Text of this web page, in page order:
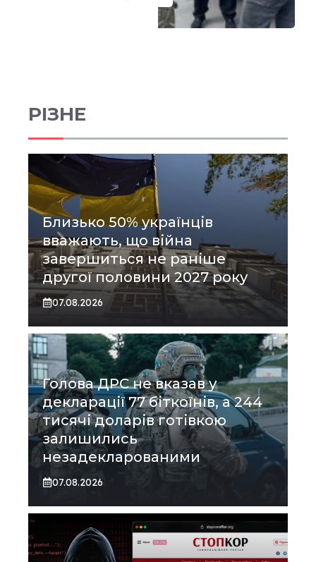
РІЗНЕ
Близько 50% українців
вважають, що війна
завершиться не раніше
другої половини 2027 року
07.08.2026
Голова ДРС не вказав у
декларації 77 біткоїнів, а 244
тисячі доларів готівкою
залишились
незадекларованими
07.08.2026